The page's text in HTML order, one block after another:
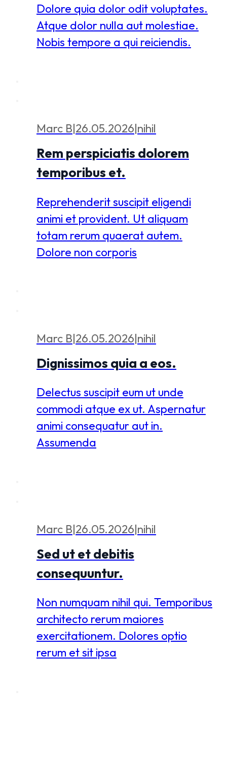
Dolore quia dolor odit voluptates.
Atque dolor nulla aut molestiae.
Nobis tempore a qui reiciendis.
Marc B|26.05.2026|nihil
Rem perspiciatis dolorem
temporibus et.
Reprehenderit suscipit eligendi
animi et provident. Ut aliquam
totam rerum quaerat autem.
Dolore non corporis
Marc B|26.05.2026|nihil
Dignissimos quia a eos.
Delectus suscipit eum ut unde
commodi atque ex ut. Aspernatur
animi consequatur aut in.
Assumenda
Marc B|26.05.2026|nihil
Sed ut et debitis
consequuntur.
Non numquam nihil qui. Temporibus
architecto rerum maiores
exercitationem. Dolores optio
rerum et sit ipsa